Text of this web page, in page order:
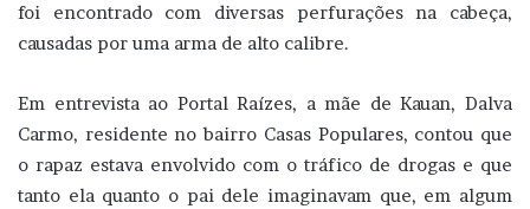
foi encontrado com diversas perfurações na cabeça,
causadas por uma arma de alto calibre.
Em entrevista ao Portal Raízes, a mãe de Kauan, Dalva
Carmo, residente no bairro Casas Populares, contou que
o rapaz estava envolvido com o tráfico de drogas e que
tanto ela quanto o pai dele imaginavam que, em algum